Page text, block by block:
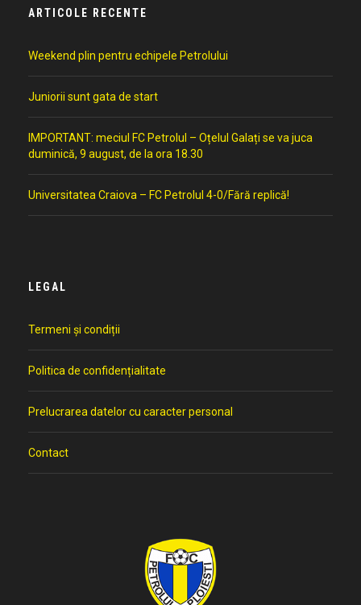
ARTICOLE RECENTE
Weekend plin pentru echipele Petrolului
Juniorii sunt gata de start
IMPORTANT: meciul FC Petrolul – Oțelul Galați se va juca
duminică, 9 august, de la ora 18.30
Universitatea Craiova – FC Petrolul 4-0/Fără replică!
LEGAL
Termeni și condiții
Politica de confidențialitate
Prelucrarea datelor cu caracter personal
Contact